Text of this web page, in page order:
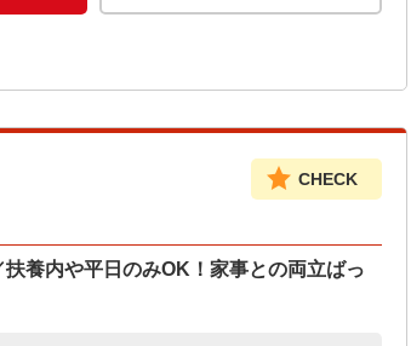
CHECK
養内や平日のみOK！家事との両立ばっ